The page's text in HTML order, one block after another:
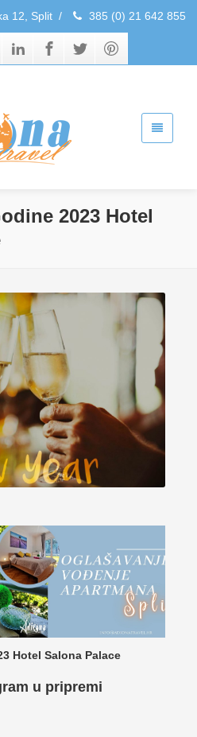
12, Split / 385 (0) 21 642 855
2023 Hotel
Hotel Salona Palace
u pripremi